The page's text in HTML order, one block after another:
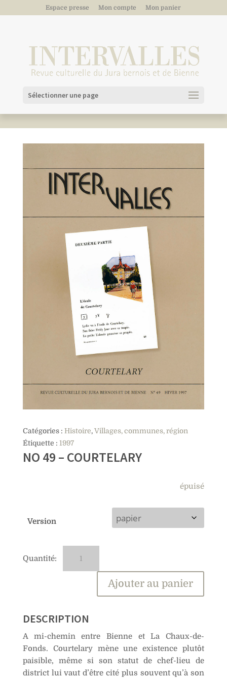
Espace presse Mon compte Mon panier
Sélectionner une page
Catégories : Histoire,Villages, communes, région
Étiquette : 1997
NO 49 – COURTELARY
épuisé
Version
Ajouter au panier
e
t
i
v
e
DESCRIPTION
A mi-chemin entre Bienne et La Chaux-de-
Fonds. Courtelary mène une existence plutôt
paisible, même si son statut de chef-lieu de
district lui vaut d’être cité plus souvent qu’à son